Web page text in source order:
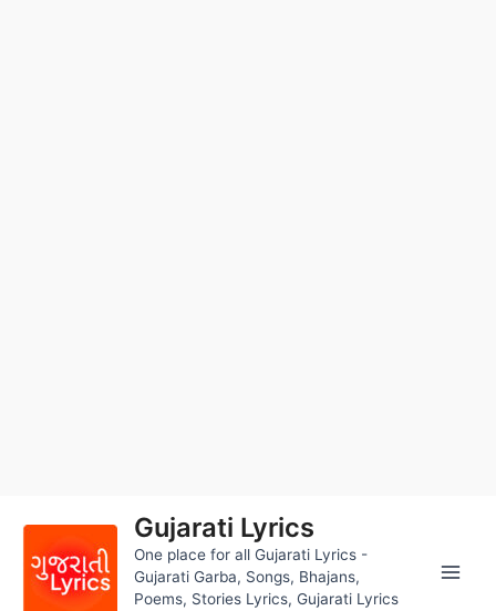
content
Gujarati Lyrics
One place for all Gujarati Lyrics -
Gujarati Garba, Songs, Bhajans,
Poems, Stories Lyrics, Gujarati Lyrics